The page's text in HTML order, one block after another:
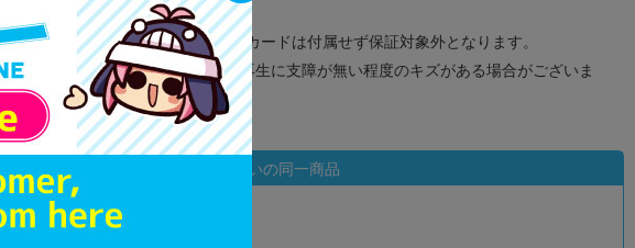
原則として保証対象外となります。
体には、SDカードなどのメモリーカードは付属せず保証対象外となります。
の読み取り面のキズに関しまして再生に支障が無い程度のキズがある場合がございま
ましてはコチラ
状態違いの同一商品
状態 :A